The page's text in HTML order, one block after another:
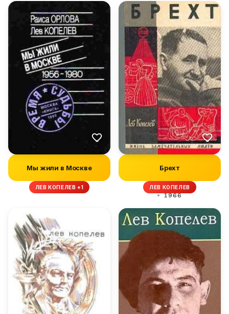
Мы жили в Москве
ЛЕВ КОПЕЛЕВ +1
Брехт
ЛЕВ КОПЕЛЕВ
1966